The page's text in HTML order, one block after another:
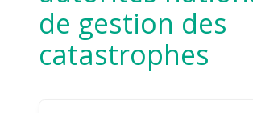
de gestion des
catastrophes